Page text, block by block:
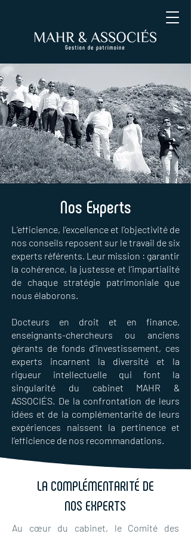
Nos Experts
L’efficience, l’excellence et l’objectivité de
nos conseils reposent sur le travail de six
experts référents. Leur mission : garantir
la cohérence, la justesse et l’impartialité
de chaque stratégie patrimoniale que
nous élaborons.
Docteurs en droit et en finance,
enseignants-chercheurs ou anciens
gérants de fonds d’investissement, ces
experts incarnent la diversité et la
rigueur intellectuelle qui font la
singularité du cabinet MAHR &
ASSOCIÉS. De la confrontation de leurs
idées et de la complémentarité de leurs
expériences naissent la pertinence et
l’efficience de nos recommandations.
LA COMPLÉMENTARITÉ DE
NOS EXPERTS
Au cœur du cabinet, le Comité des